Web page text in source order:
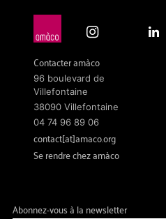
Contacter amàco
96 boulevard de
Villefontaine
38090 Villefontaine
04 74 96 89 06
contact[at]amaco.org
Se rendre chez amàco
Abonnez-vous à la newsletter